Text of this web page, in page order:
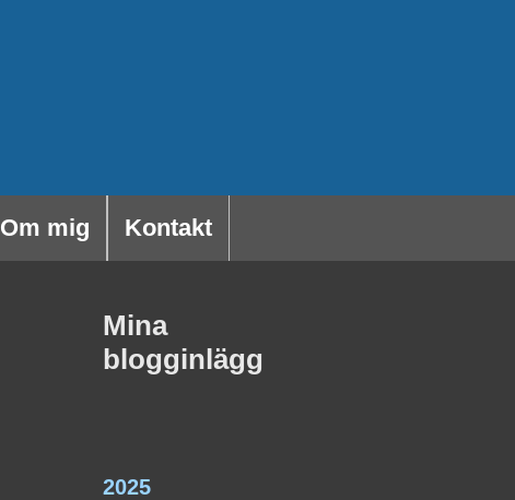
Om mig Kontakt
Mina
blogginlägg
2025